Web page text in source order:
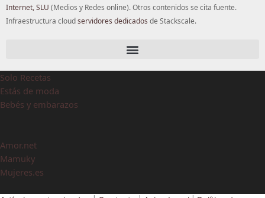
Internet, SLU (Medios y Redes online). Otros contenidos se cita fuente.
Infraestructura cloudservidores dedicados de Stackscale.
Solo Recetas
Estás de moda
Bebés y embarazos
Amor.net
Mamuky
Mujeres.es